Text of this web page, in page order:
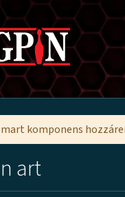
komponens
art